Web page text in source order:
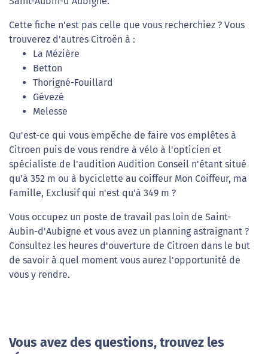
Cette fiche n'est pas celle que vous recherchiez ? Vous
trouverez d'autres Citroën à :
La Mézière
Betton
Thorigné-Fouillard
Gévezé
Melesse
Qu'est-ce qui vous empêche de faire vos emplêtes à
Citroen puis de vous rendre à vélo à l'opticien et
spécialiste de l'audition Audition Conseil n'étant situé
qu'à 352 m ou à byciclette au coiffeur Mon Coiffeur, ma
Famille, Exclusif qui n'est qu'à 349 m ?
Vous occupez un poste de travail pas loin de Saint-
Aubin-d'Aubigne et vous avez un planning astraignant ?
Consultez les heures d'ouverture de Citroen dans le but
de savoir à quel moment vous aurez l'opportunité de
vous y rendre.
Vous avez des questions, trouvez les